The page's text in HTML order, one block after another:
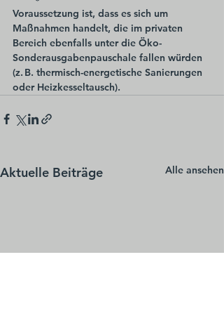
Voraussetzung ist, dass es sich um
Maßnahmen handelt, die im privaten
Bereich ebenfalls unter die Öko-
Sonderausgabenpauschale fallen würden
(z. B. thermisch-energetische Sanierungen
oder Heizkesseltausch).
Aktuelle Beiträge Alle ansehen